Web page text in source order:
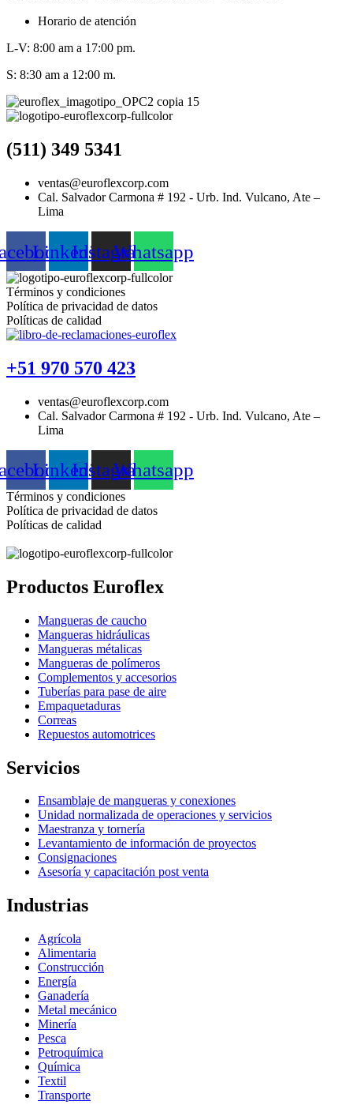
Horario de atención
L-V: 8:00 am a 17:00 pm.
S: 8:30 am a 12:00 m.
(511) 349 5341
ventas@euroflexcorp.com
Cal. Salvador Carmona # 192 - Urb. Ind. Vulcano, Ate –
Lima
LinkedinInstagramWhatsapp
Términos y condiciones
Política de privacidad de datos
Políticas de calidad
+51 970 570 423
ventas@euroflexcorp.com
Cal. Salvador Carmona # 192 - Urb. Ind. Vulcano, Ate –
Lima
LinkedinInstagramWhatsapp
Términos y condiciones
Política de privacidad de datos
Políticas de calidad
Productos Euroflex
Mangueras de caucho
Mangueras hidráulicas
Mangueras métalicas
Mangueras de polímeros
Complementos y accesorios
Tuberías para pase de aire
Empaquetaduras
Correas
Repuestos automotrices
Servicios
Ensamblaje de mangueras y conexiones
Unidad normalizada de operaciones y servicios
Maestranza y tornería
Levantamiento de información de proyectos
Consignaciones
Asesoría y capacitación post venta
Industrias
Agrícola
Alimentaria
Construcción
Energía
Ganadería
Metal mecánico
Minería
Pesca
Petroquímica
Química
Textil
Transporte